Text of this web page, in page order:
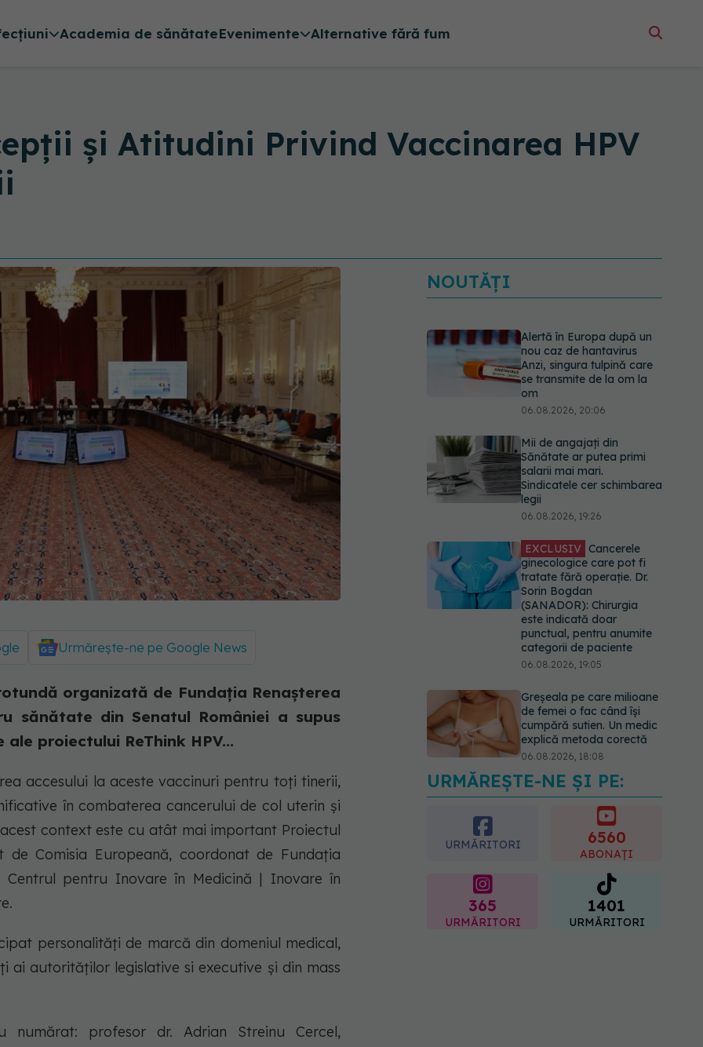
Academia de sănătateEvenimente Alternative fără fum
și Atitudini Privind Vaccinarea HPV
Urmărește-ne pe Google News
organizată de Fundația Renașterea
sănătate din Senatul României a supus
proiectului ReThink HPV...
accesului la aceste vaccinuri pentru toți tinerii,
în combaterea cancerului de col uterin și
context este cu atât mai important Proiectul
de Comisia Europeană, coordonat de Fundația
Centrul pentru Inovare în Medicină | Inovare în
personalități de marcă din domeniul medical,
ai autorităților legislative si executive și din mass
numărat: profesor dr. Adrian Streinu Cercel,
NOUTĂȚI
Alertă în Europa după un
nou caz de hantavirus
Anzi, singura tulpină care
se transmite de la om la
om
06.08.2026, 20:06
Mii de angajați din
Sănătate ar putea primi
salarii mai mari.
Sindicatele cer schimbarea
legii
06.08.2026, 19:26
EXCLUSIV Cancerele
ginecologice care pot fi
tratate fără operație. Dr.
Sorin Bogdan
(SANADOR): Chirurgia
este indicată doar
punctual, pentru anumite
categorii de paciente
06.08.2026, 19:05
Greșeala pe care milioane
de femei o fac când își
cumpără sutien. Un medic
explică metoda corectă
06.08.2026, 18:08
EXCLUSIV De ce unele
paciente cu cancer de col
uterin nu mai ajung la
operație. Dr. Sorin Bogdan
(SANADOR): Intervenția
chirurgicală, doar în situații
06.08.2026, 20:45
URMĂREȘTE-NE ȘI PE:
URMĂRITORI 6560
ABONAȚI
365
URMĂRITORI
1401
URMĂRITORI